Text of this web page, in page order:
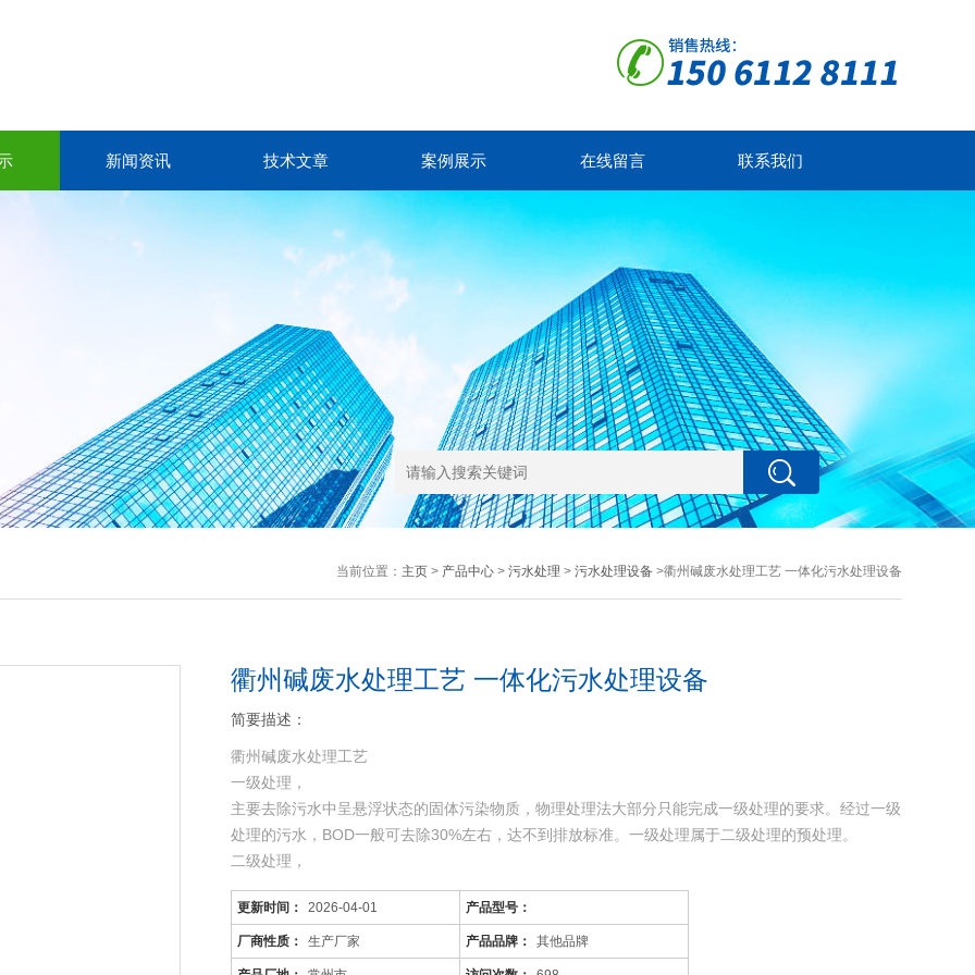
新闻资讯 技术文章 案例展示 在线留言 联系我们
当前位置： 主页> 产品中心> 污水处理 > 污水处理设备>衢州碱废水处理工艺 一体化污水处理设备
衢州碱废水处理工艺 一体化污水处理设备
简要描述：
衢州碱废水处理工艺
一级处理，
主要去除污水中呈悬浮状态的固体污染物质，物理处理法大部分只能完成一级处理的要求。经过一级
处理的污水，BOD一般可去除30%左右，达不到排放标准。一级处理属于二级处理的预处理。
二级处理，
主要去除污水中呈胶体和溶解状态的有机污染物质(BOD，COD物质)，去除率可达90%以上，使有
机污染物达到排放标准。
三级处理，
进一步处理难降解的有机物、氮和磷等能够
更新时间： 2026-04-01 产品型号：
厂商性质： 生产厂家 产品品牌： 其他品牌